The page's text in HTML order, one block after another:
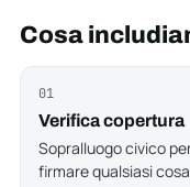
Cosa
01
Verifica copertura
Sopralluogo civico
firmare qualsiasi